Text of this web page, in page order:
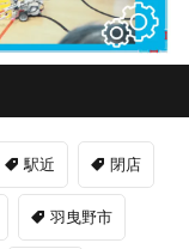
駅近 閉店
羽曳野市